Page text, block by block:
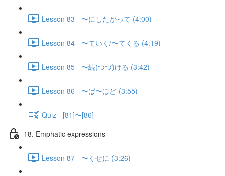
Lesson 83 - 〜にしたがって (4:00)
Lesson 84 - 〜ていく/〜てくる (4:19)
Lesson 85 - 〜続(つづ)ける (3:42)
Lesson 86 - 〜ば〜ほど (3:55)
Quiz - [81]〜[86]
18. Emphatic expressions
Lesson 87 - 〜くせに (3:26)